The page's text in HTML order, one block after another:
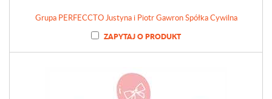
Grupa PERFECCTO Justyna i Piotr Gawron Spółka Cywilna
ZAPYTAJ O PRODUKT